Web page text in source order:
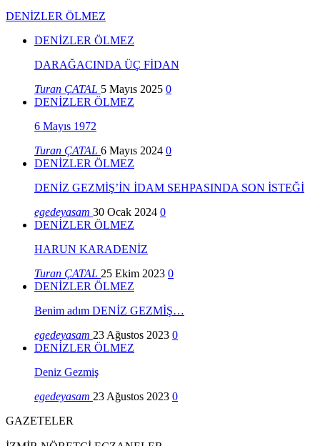
DENİZLER ÖLMEZ
DENİZLER ÖLMEZ
DARAĞACINDA ÜÇ FİDAN
Turan ÇATAL 5 Mayıs 2025 0
DENİZLER ÖLMEZ
6 Mayıs 1972
Turan ÇATAL 6 Mayıs 2024 0
DENİZLER ÖLMEZ
DENİZ GEZMİŞ’İN İDAM SEHPASINDA SON İSTEĞİ
egedeyasam 30 Ocak 2024 0
DENİZLER ÖLMEZ
HARUN KARADENİZ
Turan ÇATAL 25 Ekim 2023 0
DENİZLER ÖLMEZ
Benim adım DENİZ GEZMİŞ…
egedeyasam 23 Ağustos 2023 0
DENİZLER ÖLMEZ
Deniz Gezmiş
egedeyasam 23 Ağustos 2023 0
GAZETELER